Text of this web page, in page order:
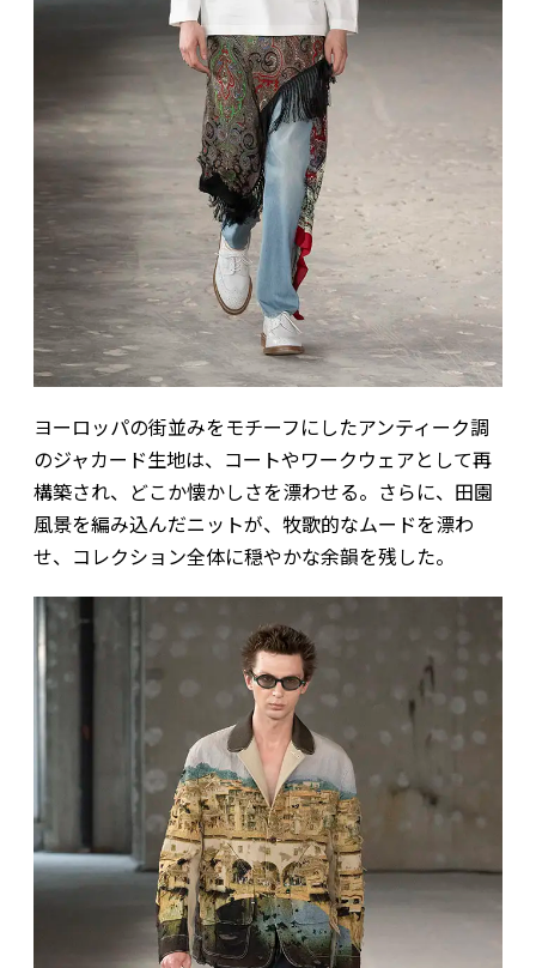
ヨーロッパの街並みをモチーフにしたアンティーク調
のジャカード生地は、コートやワークウェアとして再
構築され、どこか懐かしさを漂わせる。さらに、田園
風景を編み込んだニットが、牧歌的なムードを漂わ
せ、コレクション全体に穏やかな余韻を残した。